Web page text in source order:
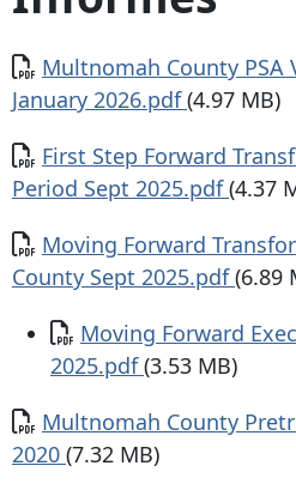
Documento
Multnomah County PSA
January 2026.pdf(4.97 MB)
Documento
First Step Forward
Period Sept 2025.pdf(4.37
Documento
Moving Forward
County Sept 2025.pdf(6.89
Documento
Moving Forward
2025.pdf(3.53 MB)
Documento
Multnomah County
2020 (7.32 MB)